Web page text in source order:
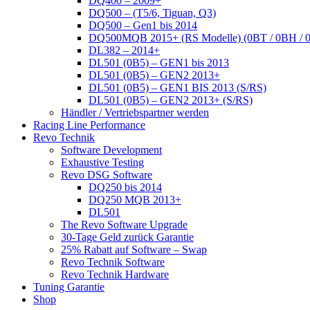
DQ500 – (T5/6, Tiguan, Q3)
DQ500 – Gen1 bis 2014
DQ500MQB 2015+ (RS Modelle) (0BT / 0BH /
DL382 – 2014+
DL501 (0B5) – GEN1 bis 2013
DL501 (0B5) – GEN2 2013+
DL501 (0B5) – GEN1 BIS 2013 (S/RS)
DL501 (0B5) – GEN2 2013+ (S/RS)
Händler / Vertriebspartner werden
Racing Line Performance
Revo Technik
Software Development
Exhaustive Testing
Revo DSG Software
DQ250 bis 2014
DQ250 MQB 2013+
DL501
The Revo Software Upgrade
30-Tage Geld zurück Garantie
25% Rabatt auf Software – Swap
Revo Technik Software
Revo Technik Hardware
Tuning Garantie
Shop